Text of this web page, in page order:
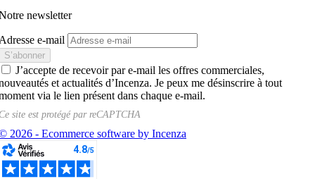
newsletter
e-mail
J’accepte de recevoir par e-mail les offres commerciales,
et actualités d’Incenza. Je peux me désinscrire à tout
via le lien présent dans chaque e-mail.
site est protégé parreCAPTCHA
2026 - Ecommerce software by Incenza